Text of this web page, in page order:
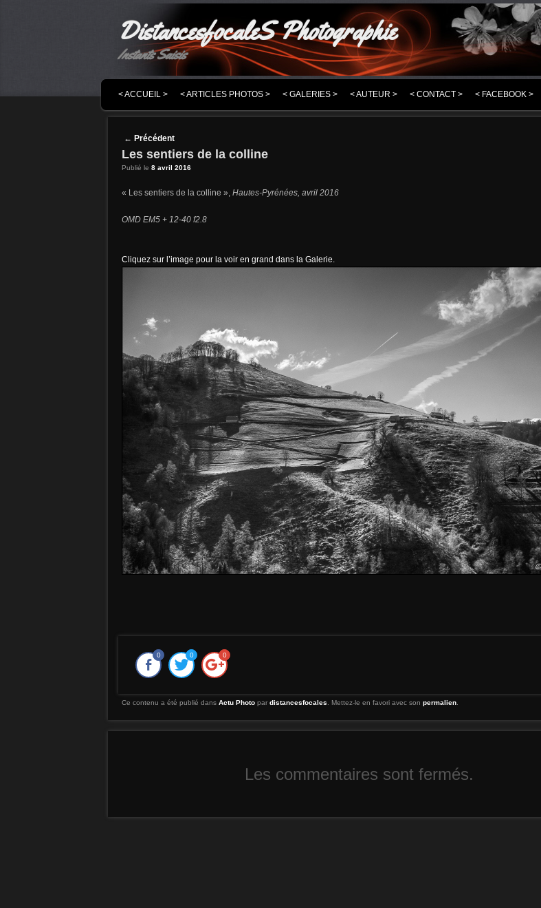
DistancesfocaleS Photographie
Instants Saisis
MASQUER LA NAVIGATION PRINCIPALE
MASQUER LA NAVIGATION SECONDAIRE
< ACCUEIL > < ARTICLES PHOTOS > < GALERIES > < AUTEUR > < CONTACT > < FACEBOOK >
Post navigation
← Précédent
Les sentiers de la colline
Publié le 8 avril 2016
« Les sentiers de la colline », Hautes-Pyrénées, avril 2016
OMD EM5 + 12-40 f2.8
Cliquez sur l’image pour la voir en grand dans la Galerie.
0 0 0
Ce contenu a été publié dans Actu Photo par distancesfocales . Mettez-le en favori avec son permalien
Les commentaires sont fermés.